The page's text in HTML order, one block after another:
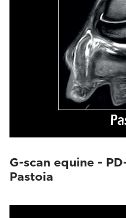
G-scan equine -
Pastoia